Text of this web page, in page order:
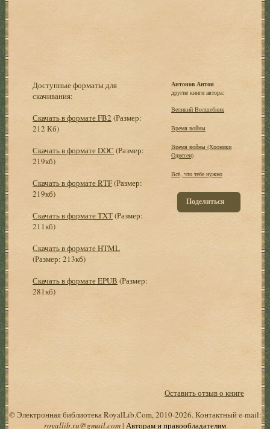
Доступные форматы для
скачивания:
Скачать в формате FB2 (Размер:
212 Кб)
Скачать в формате DOC (Размер:
219кб)
Скачать в формате RTF(Размер:
219кб)
Скачать в формате TXT(Размер:
211кб)
Скачать в формате HTML
(Размер: 213кб)
Скачать в формате EPUB (Размер:
281кб)
Антонов Антон
другие книги автора:
Великий Волшебник
Время войны
Время войны (Хроники
Одиссеи)
Всё, что тебе нужно
Поделиться
Оставить отзыв о книге
© Электронная библиотека RoyalLib.Com, 2010-2026. Контактный e-mail:
royallib.ru@gmail.com| Авторам и правообладателям